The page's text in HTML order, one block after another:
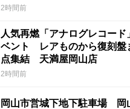
ていて被害結果も非常に重い
2時間前
人気再燃「アナログレコード
ベント レアものから復刻
点集結 天満屋岡山店
2時間前
岡山市営城下地下駐車場 岡